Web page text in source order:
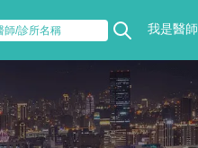
我是醫師